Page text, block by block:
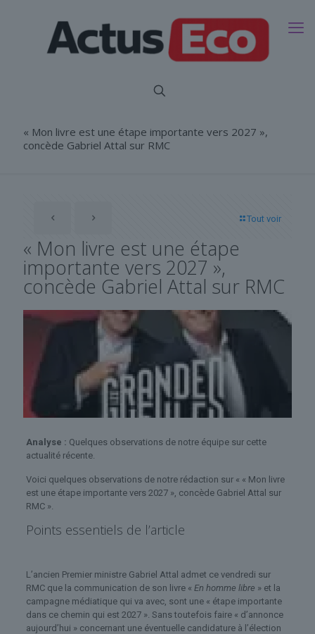
« Mon livre est une étape importante vers 2027 »,
concède Gabriel Attal sur RMC
Tout voir
« Mon livre est une étape
importante vers 2027 »,
concède Gabriel Attal sur RMC
Analyse : Quelques observations de notre équipe sur cette
actualité récente.
Voici quelques observations de notre rédaction sur « « Mon livre
est une étape importante vers 2027 », concède Gabriel Attal sur
RMC ».
Points essentiels de l’article
L’ancien Premier ministre Gabriel Attal admet ce vendredi sur
RMC que la communication de son livre « En homme libre » et la
campagne médiatique qui va avec, sont une « étape importante
dans ce chemin qui est 2027 ». Sans toutefois faire « d’annonce
aujourd’hui » concernant une éventuelle candidature à l’élection